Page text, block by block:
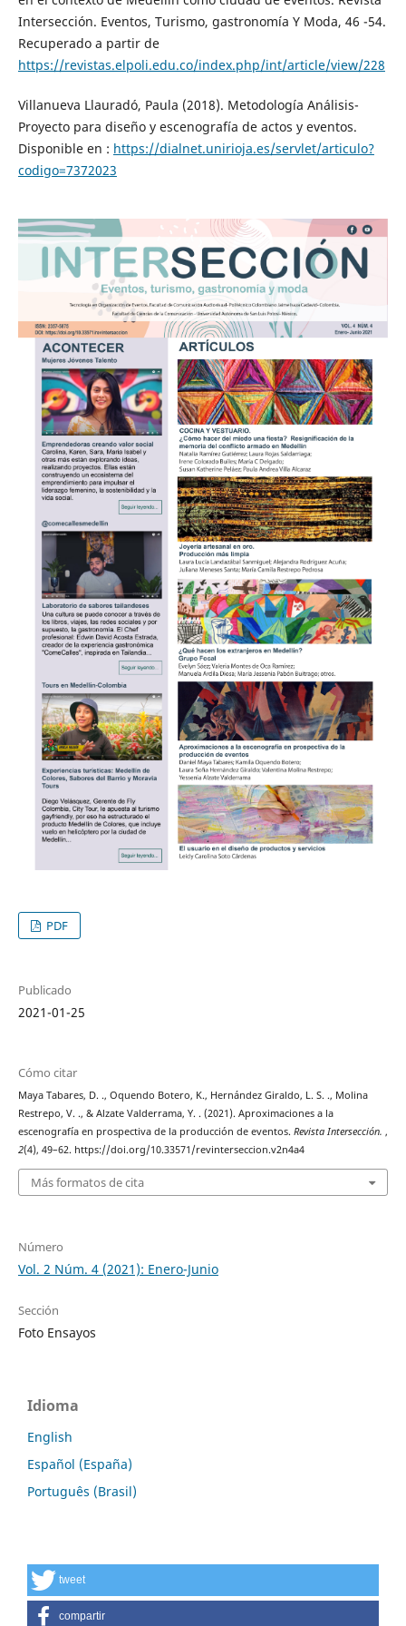
Intersección. Eventos, Turismo, gastronomía Y Moda, 46 -54.
Recuperado a partir de
https://revistas.elpoli.edu.co/index.php/int/article/view/228
Villanueva Llauradó, Paula (2018). Metodología Análisis-
Proyecto para diseño y escenografía de actos y eventos.
Disponible en : https://dialnet.unirioja.es/servlet/articulo?
codigo=7372023
PDF
Publicado
2021-01-25
Cómo citar
Maya Tabares, D. ., Oquendo Botero, K., Hernández Giraldo, L. S. ., Molina
Restrepo, V. ., & Alzate Valderrama, Y. . (2021). Aproximaciones a la
escenografía en prospectiva de la producción de eventos. Revista Intersección. ,
2(4), 49–62. https://doi.org/10.33571/revinterseccion.v2n4a4
Más formatos de cita
Número
Vol. 2 Núm. 4 (2021): Enero-Junio
Sección
Foto Ensayos
Idioma
English
Español (España)
Português (Brasil)
tweet
compartir